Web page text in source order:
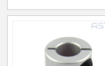
цена
20152 грн.
цена:
17862 грн.